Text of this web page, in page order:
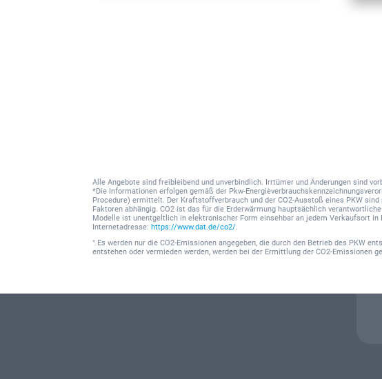
Alle Angebote sind freibleibend und unverbindlich. Irrtümer und Änderungen sind
*Die Informationen erfolgen gemäß der Pkw-
Procedure) ermittelt. Der Kraftstoffverbrauch und der CO2-Ausstoß eines PKW
Faktoren abhängig. CO2 ist das für die Erderwärmung hauptsächlich
Modelle ist unentgeltlich in elektronischer Form einsehbar an jedem Verkaufsort
Internetadresse:https://www.dat.de/co2/
¹ Es werden nur die CO2-Emissionen angegeben, die durch den Betrieb des PKW
entstehen oder vermieden werden, werden bei der Ermittlung der CO2-Emissionen